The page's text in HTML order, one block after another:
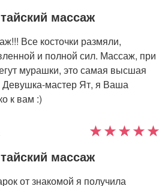
массаж
Все косточки размяли,
и полной сил. Массаж, при
мурашки, это самая высшая
Девушка-мастер Ят, я Ваша
к вам :)
массаж
от знакомой я получила